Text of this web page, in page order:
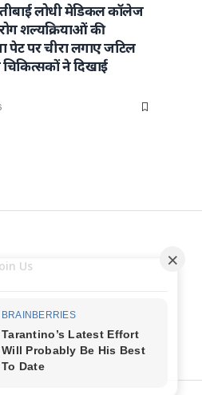
लोधी मेडिकल कॉलेज
शल्यक्रियाओं की
पेट पर चीरा लगाए जटिल
ने दिखाई
Us